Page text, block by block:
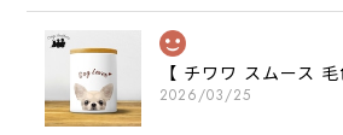
2026/03/25